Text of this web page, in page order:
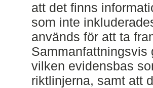
att det finns
som inte
används för att ta
Sammanfattningsvis
vilken evidensbas
riktlinjerna, samt att